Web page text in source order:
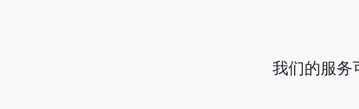
我们的服务